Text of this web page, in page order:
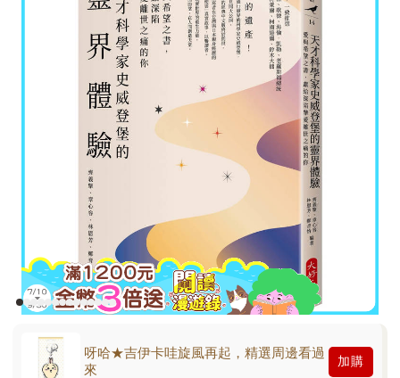
呀哈★吉伊卡哇旋風再起，精選周邊看過
來
加購